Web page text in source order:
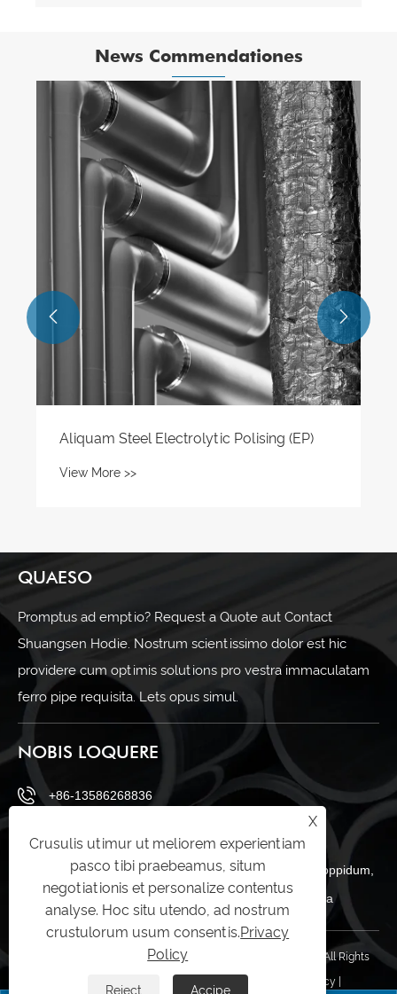
News Commendationes
Aliquam Steel Electrolytic Polising (EP)
View More >>
 
QUAESO
Promptus ad emptio? Request a Quote aut Contact
Shuangsen Hodie. Nostrum scientissimo dolor est hic
providere cum optimis solutions pro vestra immaculatam
ferro pipe requisita. Lets opus simul.
NOBIS LOQUERE
+86-13586268836
No.66, A regio, Daitoucai industriae zona, zeguo oppidum,
Wenling urbem, Taizhou, Zhejiang provinciam Sina
Copyright © Zhejiang Shuangsen Metal Technology Co., Ltd All Rights
Privacy Policy
X
Crusulis utimur ut meliorem experientiam
pasco tibi praebeamus, situm
negotiationis et personalize contentus
analyse. Hoc situ utendo, ad nostrum
crustulorum usum consentis.Privacy
Policy
Reject Accipe